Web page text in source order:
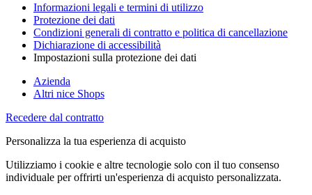
Informazioni legali e termini di utilizzo
Protezione dei dati
Condizioni generali di contratto e politica di cancellazione
Dichiarazione di accessibilità
Impostazioni sulla protezione dei dati
Azienda
Altri nice Shops
Recedere dal contratto
Personalizza la tua esperienza di acquisto
Utilizziamo i cookie e altre tecnologie solo con il tuo consenso
individuale per offrirti un'esperienza di acquisto personalizzata.